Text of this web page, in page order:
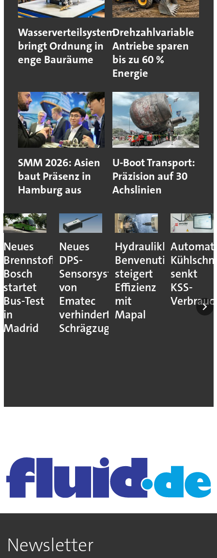
Wasserverteilsystem
bringt Ordnung in
enge Bauräume
Drehzahlvariable
Antriebe sparen
bis zu 60 %
Energie
SMM 2026: Asien
baut Präsenz in
Hamburg aus
U-Boot Transport:
Präzision auf 30
Achslinien
Neues
Brennstoffzellensystem:
Bosch
startet
Bus-Test
in
Madrid
Neues
DPS-
Sensorsystem
von
Ematec
verhindert
Schrägzug
Hydraulikhersteller
Benvenuti
steigert
Effizienz
mit
Mapal
senkt
KSS-
Newsletter